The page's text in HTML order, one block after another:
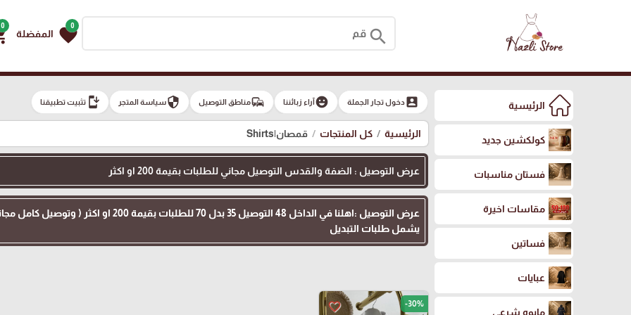
search
0
favorite المفضلة
0
الرئيسية
كولكشين جديد
فستان مناسبات
مقاسات اخيرة
فساتين
عبايات
مايوه شرعي
account_boxدخول تجار الجملة emoji_emotionsآراء زبائننا commuteمناطق التوصيل securityسياسة المتجر install_mobileتثبيت تطبيقنا
الرئيسية كل المنتجات قمصان|Shirts
عرض التوصيل : الضفة والقدس التوصيل مجاني للطلبات بقيمة 200 او اكثر
يشمل طلبات التبديل
favorite_border -30%